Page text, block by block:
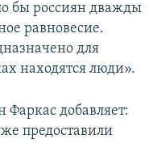
бы россиян дважды
равновесие.
для
находятся люди».
Фаркас добавляет:
предоставили